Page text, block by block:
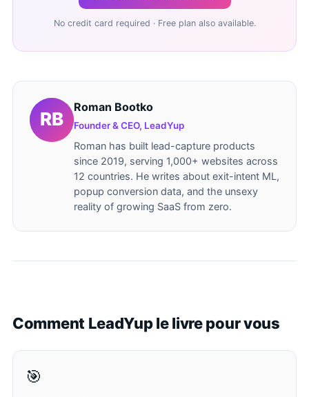
No credit card required · Free plan also available.
Roman Bootko
Founder & CEO, LeadYup
Roman has built lead-capture products
since 2019, serving 1,000+ websites across
12 countries. He writes about exit-intent ML,
popup conversion data, and the unsexy
reality of growing SaaS from zero.
Comment LeadYup le livre pour vous
🎯